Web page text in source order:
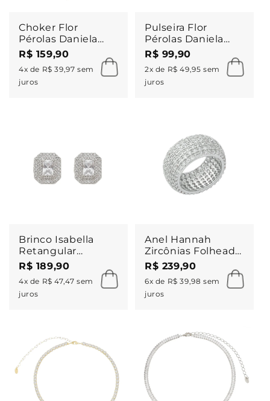
Choker Flor
Pérolas Daniela
Folheado a Ouro
18k
R$ 159,90
4x de R$ 39,97 sem
juros
Pulseira Flor
Pérolas Daniela
Folheado a Ouro
18k
R$ 99,90
2x de R$ 49,95 sem
juros
Brinco Isabella
Retangular
Zircônias Folheado
em Ródio Branco
R$ 189,90
4x de R$ 47,47 sem
juros
Anel Hannah
Zircônias Folheado
em Ródio Branco
R$ 239,90
6x de R$ 39,98 sem
juros